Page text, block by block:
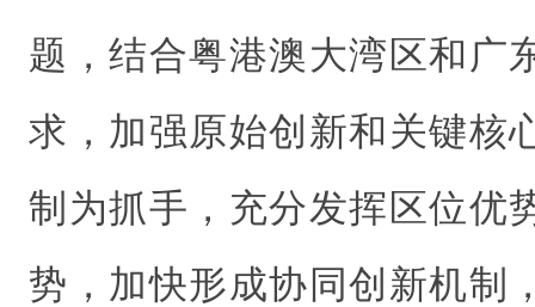
题，结合粤港澳大湾区和广
求，加强原始创新和关键核
制为抓手，充分发挥区位优
势，加快形成协同创新机制